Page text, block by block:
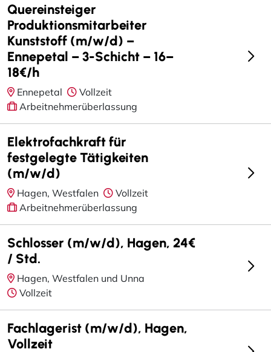
Quereinsteiger
Produktionsmitarbeiter
Kunststoff (m/w/d) –
Ennepetal – 3-Schicht – 16–
18€/h
Ennepetal
Vollzeit
Arbeitnehmerüberlassung
Elektrofachkraft für
festgelegte Tätigkeiten
(m/w/d)
Hagen, Westfalen
Vollzeit
Arbeitnehmerüberlassung
Schlosser (m/w/d), Hagen, 24€
/ Std.
Hagen, Westfalen und Unna
Vollzeit
Fachlagerist (m/w/d), Hagen,
Vollzeit